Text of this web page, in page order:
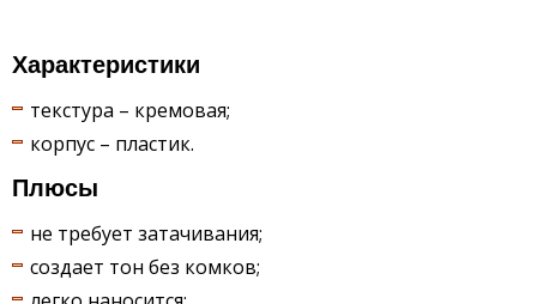
Характеристики
текстура – кремовая;
корпус – пластик.
Плюсы
не требует затачивания;
создает тон без комков;